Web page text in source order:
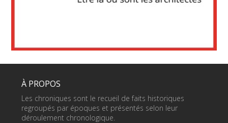
À PROPOS
Les chroniques sont le recueil de faits historiques
regroupés par époques et présentés selon leur
déroulement chronologique.